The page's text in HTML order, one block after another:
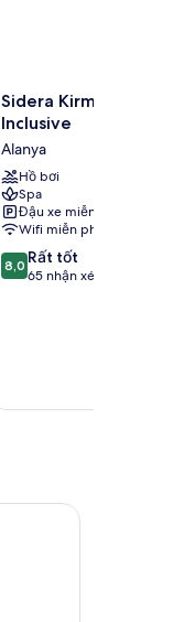
Sidera
Kirman
-
Ultra
All
Inclusive
Alanya
Sidera Kirman
Inclusive
Alanya
Hồ bơi
Spa
Đậu xe miễn phí
Wifi miễn phí
8.0
trên
8,0 Rất tốt
65 nhận xét